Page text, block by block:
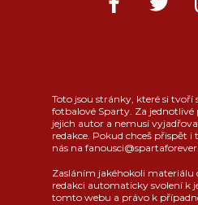
Toto jsou stránky, které si tvoří
fotbalové Sparty. Za jednotlivé
jejich autor a nemusí
redakce. Pokud chceš přispět
nás na
Zasláním jakéhokoli materiálu
redakci automaticky svolení k
tomto webu a právo k